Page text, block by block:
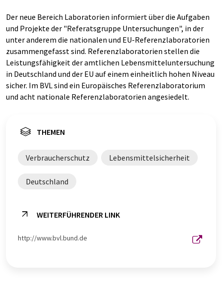
Der neue Bereich Laboratorien informiert über die Aufgaben
und Projekte der "Referatsgruppe Untersuchungen", in der
unter anderem die nationalen und EU-Referenzlaboratorien
zusammengefasst sind. Referenzlaboratorien stellen die
Leistungsfähigkeit der amtlichen Lebensmitteluntersuchung
in Deutschland und der EU auf einem einheitlich hohen Niveau
sicher. Im BVL sind ein Europäisches Referenzlaboratorium
und acht nationale Referenzlaboratorien angesiedelt.
THEMEN
Verbraucherschutz Lebensmittelsicherheit
Deutschland
WEITERFÜHRENDER LINK
http://www.bvl.bund.de